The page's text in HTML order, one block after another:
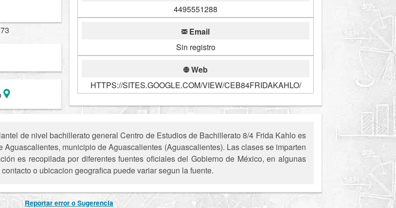
4495551288
Email
Sin registro
Web
HTTPS://SITES.GOOGLE.COM/VIEW/CEB84FRIDAKAHLO/
de nivel bachillerato general Centro de Estudios de Bachillerato 8/4 Frida Kahlo es
municipio de Aguascalientes (Aguascalientes). Las clases se imparten
es recopilada por diferentes fuentes oficiales del Gobierno de México, en algunas
o ubicacion geografica puede variar segun la fuente.
Reportar error o Sugerencia